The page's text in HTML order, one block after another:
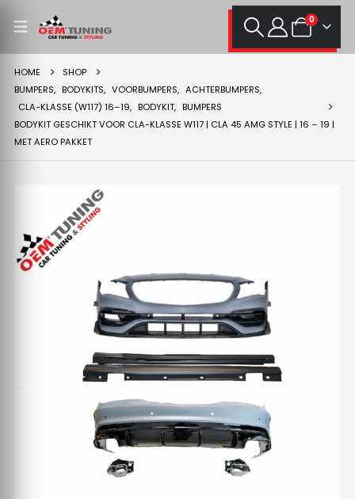
0
HOME
SHOP
BUMPERS, BODYKITS, VOORBUMPERS, ACHTERBUMPERS,
CLA-KLASSE (W117) 16–19, BODYKIT, BUMPERS
BODYKIT GESCHIKT VOOR CLA-KLASSE W117 | CLA 45 AMG STYLE | 16 – 19 |
MET AERO PAKKET